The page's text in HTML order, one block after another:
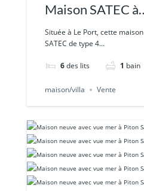
Maison SATEC à
vendre à Le Port
Fort potentiel
pour promot
Située à Le Port, cette maison
SATEC de type 4...
6des lits 1 bain
maison/villa Vente